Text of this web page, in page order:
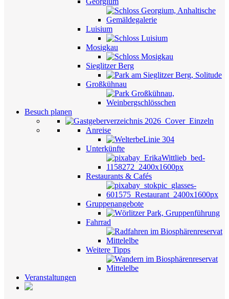
Luisium
Mosigkau
Sieglitzer Berg
Großkühnau
Besuch planen
Anreise
Unterkünfte
Restaurants & Cafés
Gruppenangebote
Fahrrad
Weitere Tipps
Veranstaltungen